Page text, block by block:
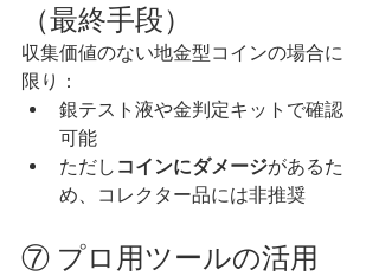
（最終手段）
収集価値のない地金型コインの場合に
限り：
銀テスト液や金判定キットで確認
可能
ただし コインにダメージがあるた
め、コレクター品には非推奨
⑦ プロ用ツールの活用